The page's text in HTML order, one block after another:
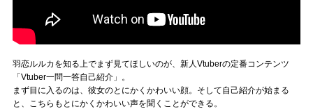
羽恋ルルカを知る上でまず見てほしいのが、新人Vtuberの定番コンテンツ
「Vtuber一問一答自己紹介」。
まず目に入るのは、彼女のとにかくかわいい顔。そして自己紹介が始まる
と、こちらもとにかくかわいい声を聞くことができる。